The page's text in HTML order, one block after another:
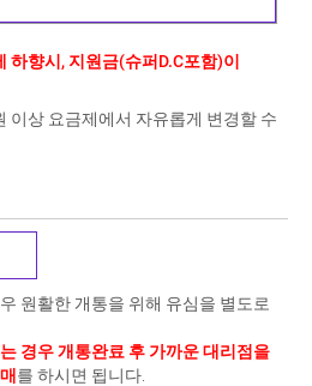
하향시, 지원금(슈퍼D.C포함)이
상 요금제에서 자유롭게 변경할 수
원활한 개통을 위해 유심을 별도로
경우 개통완료 후 가까운 대리점을
를 하시면 됩니다.